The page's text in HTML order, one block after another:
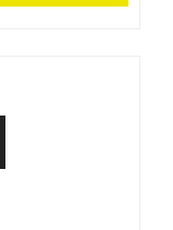
niż w firmach
w 15 minut.